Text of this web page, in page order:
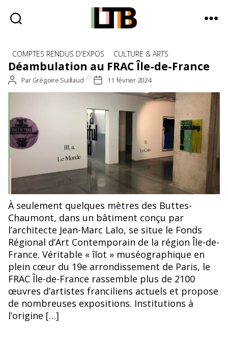
Tote
Bag
-
Média
d'information
quotidienne
Catégories
COMPTES RENDUS D'EXPOS CULTURE & ARTS
Déambulation au FRAC Île-de-France
Auteur
de
ParGrégoire Suillaud
Date
de
11 février 2024
Partie de l’exposition de l’artiste Ndayé Kouagou, FRAC Île-
de-France, février 2024. ©Grégoire Suillaud.
À seulement quelques mètres des Buttes-
Chaumont, dans un bâtiment conçu par
l’architecte Jean-Marc Lalo, se situe le Fonds
Régional d’Art Contemporain de la région Île-de-
France. Véritable « îlot » muséographique en
plein cœur du 19e arrondissement de Paris, le
FRAC Île-de-France rassemble plus de 2100
œuvres d’artistes franciliens actuels et propose
de nombreuses expositions. Institutions à
l’origine […]